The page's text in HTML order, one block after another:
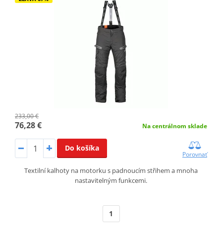
233,00 €
76,28 € Na centrálnom sklade
Do košíka
Porovnať
Textilní kalhoty na motorku s padnoucím střihem a mnoha
nastavitelným funkcemi.
1